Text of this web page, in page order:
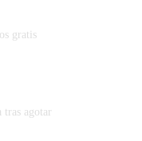
gratis
agotar